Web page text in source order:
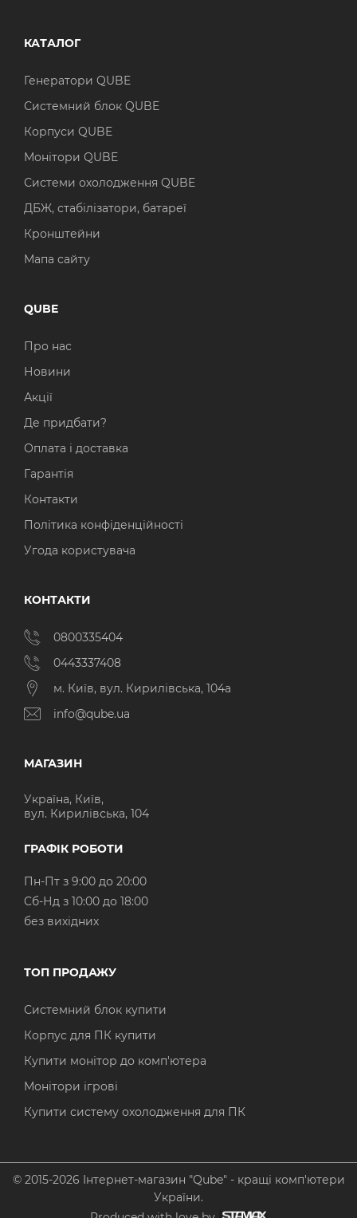
КАТАЛОГ
Генератори QUBE
Системний блок QUBE
Корпуси QUBE
Монітори QUBE
Системи охолодження QUBE
ДБЖ, стабілізатори, батареї
Кронштейни
Мапа сайту
QUBE
Про нас
Новини
Акції
Де придбати?
Оплата і доставка
Гарантія
Контакти
Політика конфіденційності
Угода користувача
КОНТАКТИ
0800335404
0443337408
м. Київ, вул. Кирилівська, 104а
info@qube.ua
МАГАЗИН
Україна, Київ,
вул. Кирилівська, 104
ГРАФІК РОБОТИ
Пн-Пт з 9:00 до 20:00
Cб-Нд з 10:00 до 18:00
без вихідних
ТОП ПРОДАЖУ
Системний блок купити
Корпус для ПК купити
Купити монітор до комп'ютера
Монітори ігрові
Купити систему охолодження для ПК
© 2015-2026 Інтернет-магазин "Qube" - кращі комп'ютери
України.